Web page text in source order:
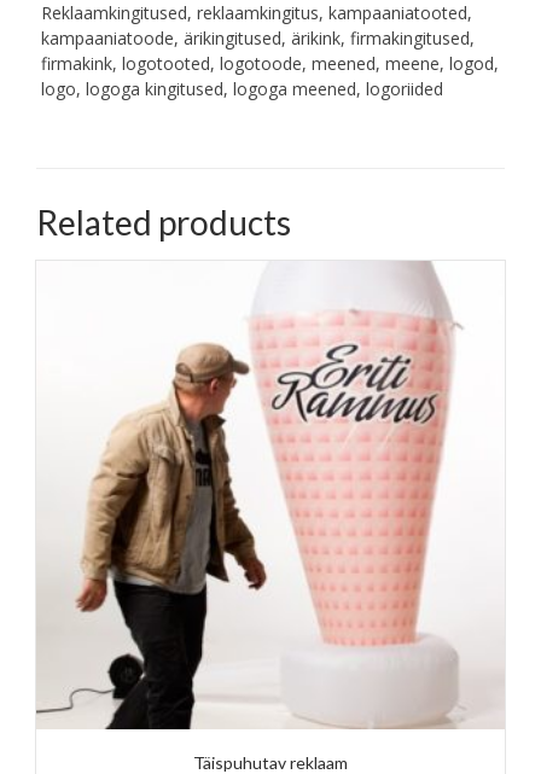
Reklaamkingitused, reklaamkingitus, kampaaniatooted,
kampaaniatoode, ärikingitused, ärikink, firmakingitused,
firmakink, logotooted, logotoode, meened, meene, logod,
logo, logoga kingitused, logoga meened, logoriided
Related products
Täispuhutav reklaam